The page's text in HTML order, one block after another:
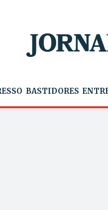
BASTIDORES